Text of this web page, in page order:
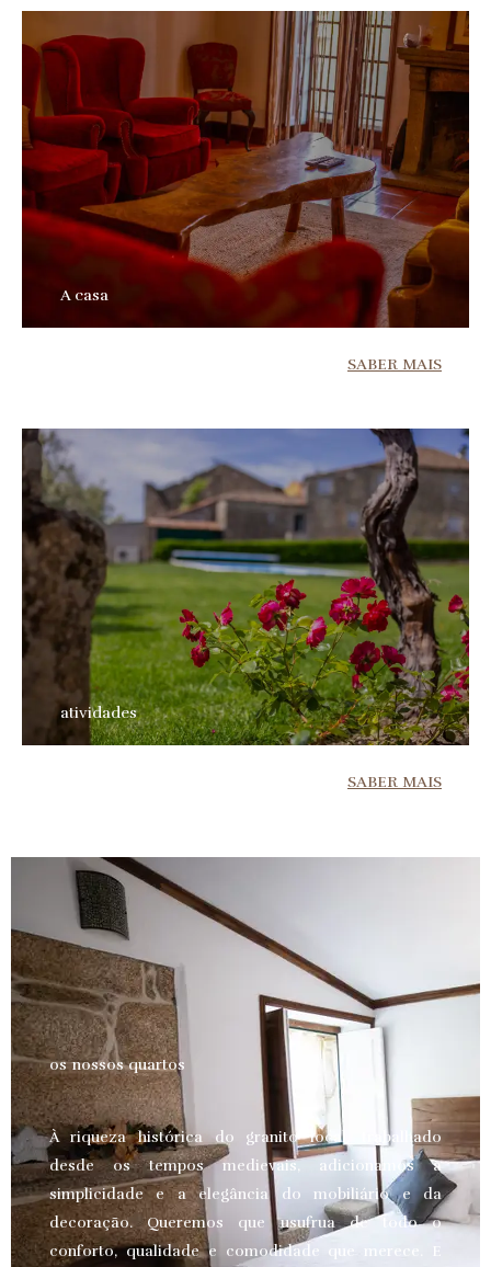
A casa
SABER MAIS
atividades
SABER MAIS
os nossos quartos
À riqueza histórica do granito local, trabalhado
desde os tempos medievais, adicionamos a
simplicidade e a elegância do mobiliário e da
decoração. Queremos que usufrua de todo o
conforto, qualidade e comodidade que merece.
E